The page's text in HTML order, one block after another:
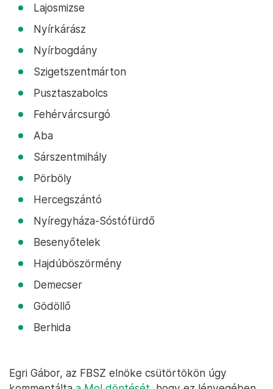
Lajosmizse
Nyírkárász
Nyírbogdány
Szigetszentmárton
Pusztaszabolcs
Fehérvárcsurgó
Aba
Sárszentmihály
Pörböly
Hercegszántó
Nyíregyháza-Sóstófürdő
Besenyőtelek
Hajdúböszörmény
Demecser
Gödöllő
Berhida
Egri Gábor, az FBSZ elnöke csütörtökön úgy